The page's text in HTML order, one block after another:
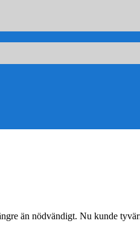
än nödvändigt. Nu kunde